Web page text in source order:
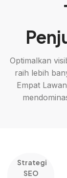
Optimalkan
raih lebih
Empat
Strategi
SEO